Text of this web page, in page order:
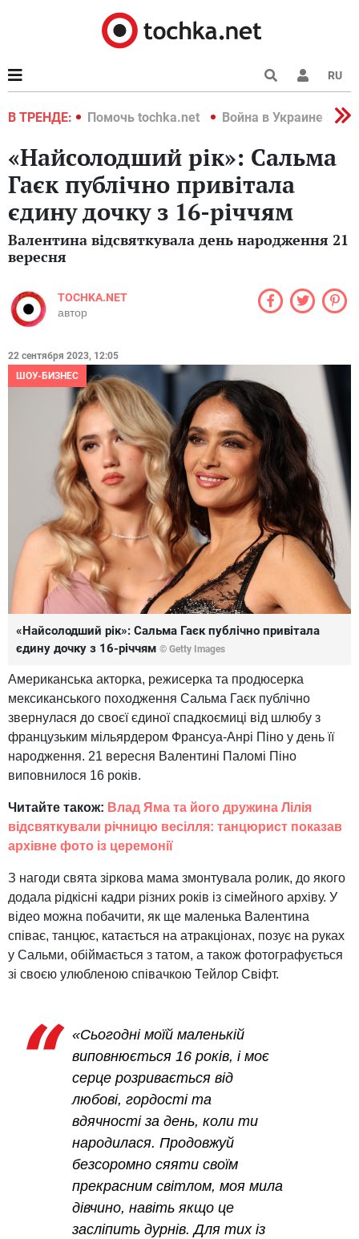
RU
В ТРЕНДЕ:
2022 Помочь tochka.net Война в Украине 2022
«Найсолодший рік»: Сальма
Гаєк публічно привітала
єдину дочку з 16-річчям
Валентина відсвяткувала день народження 21
вересня
TOCHKA.NET
автор
22 сентября 2023, 12:05
ШОУ-БИЗНЕС
«Найсолодший рік»: Сальма Гаєк публічно привітала
єдину дочку з 16-річчям © Getty Images
Американська акторка, режисерка та продюсерка
мексиканського походження Сальма Гаєк публічно
звернулася до своєї єдиної спадкоємиці від шлюбу з
французьким мільярдером Франсуа-Анрі Піно у день її
народження. 21 вересня Валентині Паломі Піно
виповнилося 16 років.
Читайте також: Влад Яма та його дружина Лілія
відсвяткували річницю весілля: танцюрист показав
архівне фото із церемонії
З нагоди свята зіркова мама змонтувала ролик, до якого
додала рідкісні кадри різних років із сімейного архіву. У
відео можна побачити, як ще маленька Валентина
співає, танцює, катається на атракціонах, позує на руках
у Сальми, обіймається з татом, а також фотографується
зі своєю улюбленою співачкою Тейлор Свіфт.
«Сьогодні моїй маленькій
виповнюється 16 років, і моє
серце розривається від
любові, гордості та
вдячності за день, коли ти
народилася. Продовжуй
безсоромно сяяти своїм
прекрасним світлом, моя мила
дівчино, навіть якщо це
засліпить дурнів. Для тих із